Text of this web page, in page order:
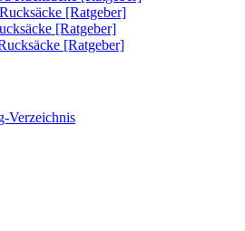
[Ratgeber]
[Ratgeber]
[Ratgeber]